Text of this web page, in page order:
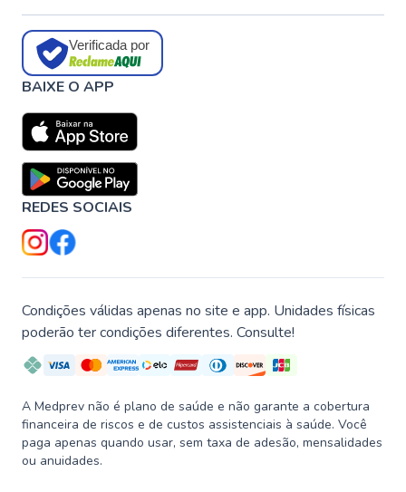
Verificada por
BAIXE O APP
REDES SOCIAIS
Condições válidas apenas no site e app. Unidades físicas
poderão ter condições diferentes. Consulte!
A Medprev não é plano de saúde e não garante a cobertura
financeira de riscos e de custos assistenciais à saúde. Você
paga apenas quando usar, sem taxa de adesão, mensalidades
ou anuidades.